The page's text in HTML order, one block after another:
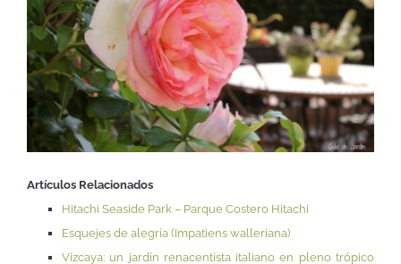
Artículos Relacionados
Hitachi Seaside Park – Parque Costero Hitachi
Esquejes de alegría (Impatiens walleriana)
Vizcaya: un jardín renacentista italiano en pleno trópico